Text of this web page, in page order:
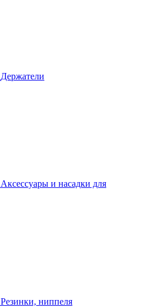
Держатели
Аксессуары и насадки для
Резинки, ниппеля